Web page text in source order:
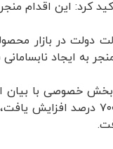
کرد: این اقدام
دولت در بازار
به ایجاد
کودها تا ۷۰۰ درصد